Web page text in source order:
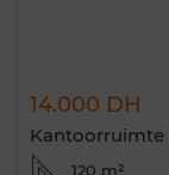
14.000 DH
Kantoorruimte
120 m²